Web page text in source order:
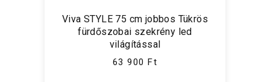
Viva STYLE 75 cm jobbos Tükrös
fürdőszobai szekrény led
világítással
63 900 Ft